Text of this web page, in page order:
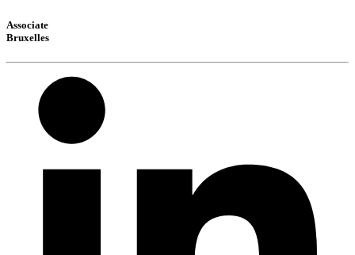
Associate
Bruxelles